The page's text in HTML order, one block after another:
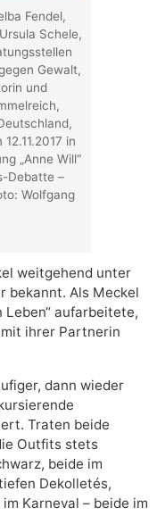
Fendel,
Schele,
Gewalt,
und
in
„Anne Will“
Debatte –
Wolfgang
weitgehend unter
bekannt. Als Meckel
Leben“ aufarbeitete,
ihrer Partnerin
dann wieder
Traten beide
Outfits stets
beide im
Dekolletés,
Karneval – beide im